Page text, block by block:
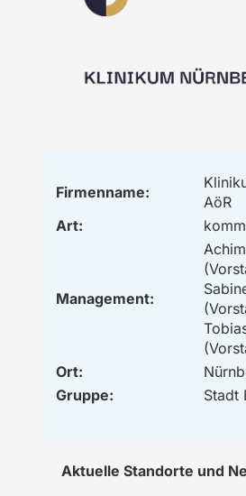
Firmenname:
AöR
Art:
Management:
Ort:
Gruppe:
Stadt
Aktuelle Standorte und